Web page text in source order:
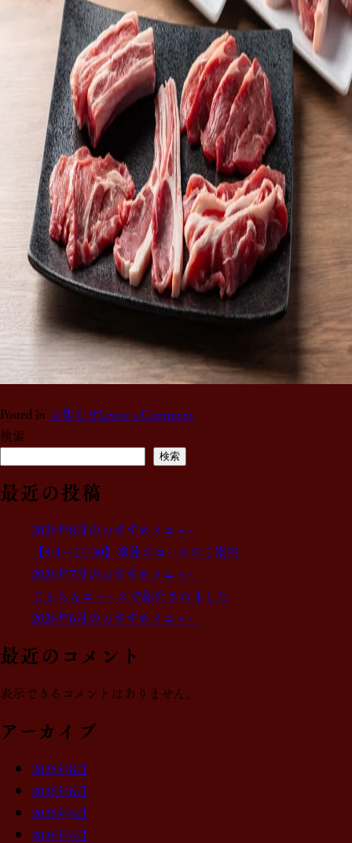
Posted in お知らせLeave a Comment
検索
検索
最近の投稿
2026年8月のおすすめメニュー
【9/1～11/30】季節のコースのご案内
2026年7月のおすすめメニュー
じゃらんニュースで紹介されました
2026年6月のおすすめメニュー
最近のコメント
表示できるコメントはありません。
アーカイブ
2026年8月
2026年6月
2026年5月
2026年4月